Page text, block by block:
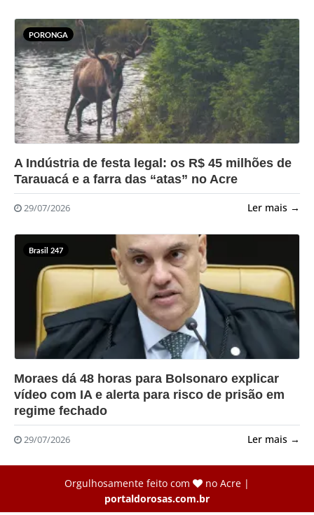
PORONGA
?>
A Indústria de festa legal: os R$ 45 milhões de
Tarauacá e a farra das “atas” no Acre
29/07/2026 Ler mais →
Brasil 247
?>
Moraes dá 48 horas para Bolsonaro explicar
vídeo com IA e alerta para risco de prisão em
regime fechado
29/07/2026 Ler mais →
Orgulhosamente feito com
no Acre |
portaldorosas.com.br